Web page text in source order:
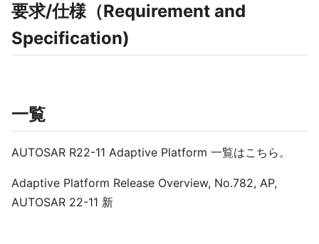
要求/仕様（Requirement and
Specification)
一覧
AUTOSAR R22-11 Adaptive Platform 一覧はこちら。
Adaptive Platform Release Overview, No.782, AP,
AUTOSAR 22-11 新